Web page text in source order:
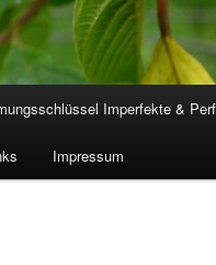
Imperfekte &
Impressum